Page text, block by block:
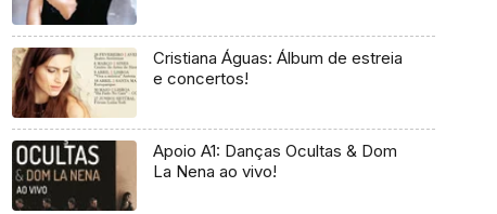
Cristiana Águas: Álbum de estreia
e concertos!
Apoio A1: Danças Ocultas & Dom
La Nena ao vivo!